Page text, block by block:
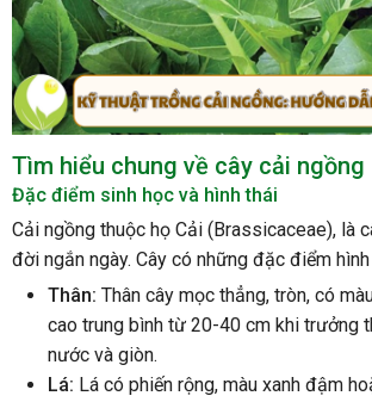
Tìm hiểu chung về cây cải ngồng
Đặc điểm sinh học và hình thái
Cải ngồng thuộc họ Cải (Brassicaceae), là
đời ngắn ngày. Cây có những đặc điểm
Thân: Thân cây mọc thẳng, tròn, có
cao trung bình từ 20-40 cm khi trưởng
nước và giòn.
Lá: Lá có phiến rộng, màu xanh đậm